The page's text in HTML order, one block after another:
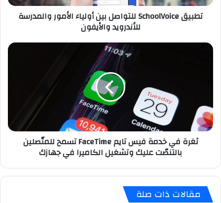
والأيفون
تطبيق SchoolVoice للتواصل بين أولياء الأمور والمدرسة
للأندرويد والأيفون
ثغرة
تسمح
للمتّصلين
بالتنصّت
ثغرة في خدمة فيس تايم FaceTime تسمح للمتّصلين
بالتنصّت عليك وتشغيل الكاميرا في جهازك
مقالات ذات صلة